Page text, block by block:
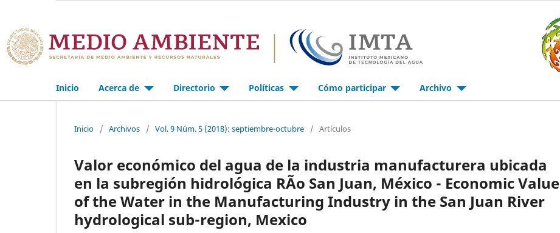
Inicio Acerca de Directorio Políticas Cómo participar Archivo
Inicio / Archivos / Vol. 9 Núm. 5 (2018): septiembre-octubre / Artículos
Valor económico del agua de la industria manufacturera ubicada
en la subregión hidrológica RÃ­o San Juan, México - Economic Value
of the Water in the Manufacturing Industry in the San Juan River
hydrological sub-region, Mexico